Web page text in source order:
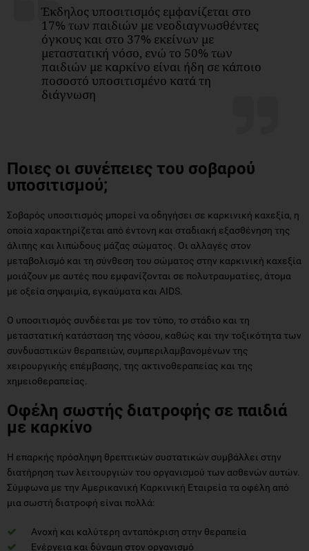
Έκδηλος υποσιτισμός εμφανίζεται στο
17% των παιδιών με νεοδιαγνωσθέντες
όγκους και στο 37% εκείνων με
μεταστατική νόσο, ενώ το 50% των
παιδιών με καρκίνο είναι ήδη σε κάποιο
ποσοστό υποσιτισμένο κατά τη
διάγνωση
Ποιες οι συνέπειες του σοβαρού
υποσιτισμού;
Σοβαρός υποσιτισμός μπορεί να οδηγήσει σε καρκινική καχεξία, η
οποία χαρακτηρίζεται από έντονη και σταδιακή εξασθένηση της
άλιπης και λιπώδους μάζας σώματος. Οι αλλαγές στον
μεταβολισμό και τη σύνθεση του σώματος στην καρκινική καχεξία
μοιάζουν με αυτές που εμφανίζονται σε πολυτραυματίες, άτομα
με οξεία σηψαιμία, εγκαύματα και AIDS.
Ο υποσιτισμός συνδέεται με τον τύπο, το στάδιο και τη
μεταστατική κατάσταση της νόσου, καθώς και την τοξικότητα των
συνδυαστικών θεραπειών, συμπεριλαμβανομένων της
χειρουργικής επέμβασης, της ακτινοθεραπείας και της
χημειοθεραπείας.
Οφέλη σωστής διατροφής σε παιδιά
με καρκίνο
Η επαρκής πρόσληψη θρεπτικών συστατικών συμβάλλει στην
διατήρηση των λειτουργιών του οργανισμού των ασθενών αυτών.
Σύμφωνα με την Αμερικανική Καρκινική Εταιρεία τα οφέλη από
μια σωστή διατροφή είναι πολλά:
Ανοχή και καλύτερη ανταπόκριση στην θεραπεία
Ενέργεια και δύναμη στον οργανισμό